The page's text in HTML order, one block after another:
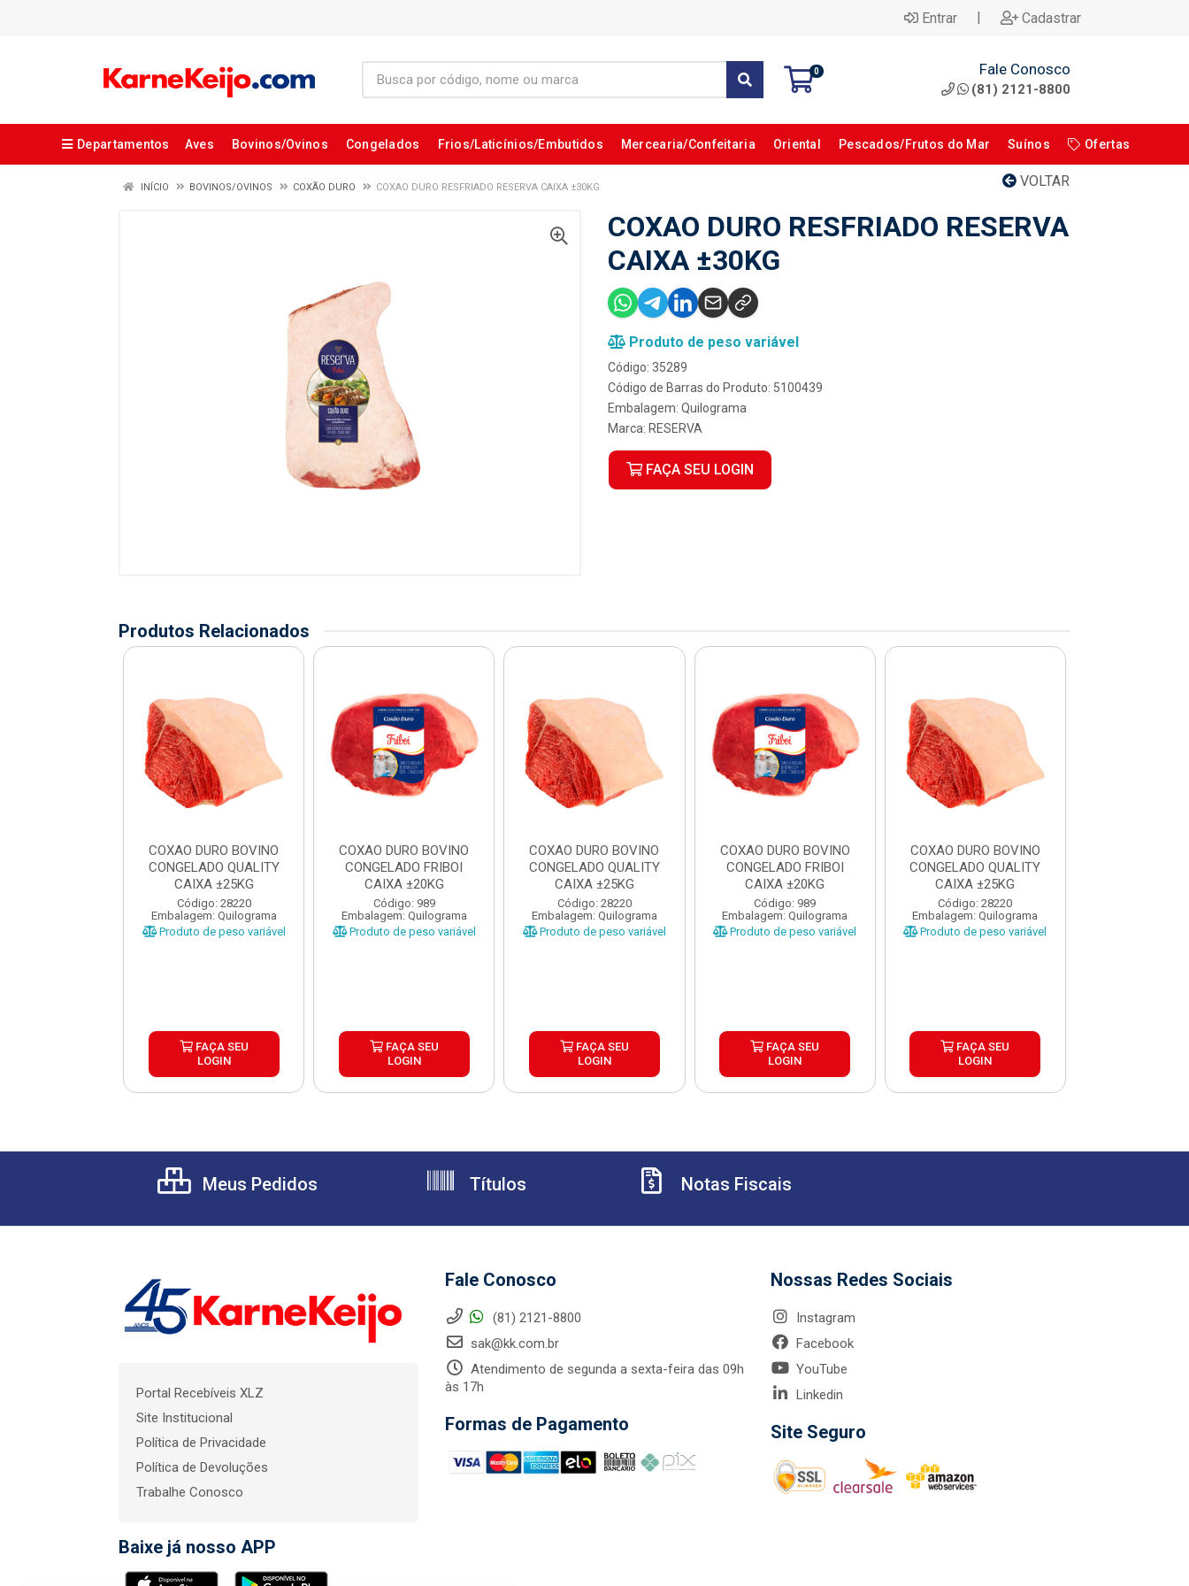
Entrar | Cadastrar
0 Fale Conosco
(81) 2121-8800
Departamentos Aves Bovinos/Ovinos Congelados Frios/Laticínios/Embutidos Mercearia/Confeitaria Oriental Pescados/Frutos do Mar Suínos Ofertas
VOLTAR
INÍCIO BOVINOS/OVINOS COXÃO DURO COXAO DURO RESFRIADO RESERVA CAIXA ±30KG
COXAO DURO RESFRIADO RESERVA
CAIXA ±30KG
Produto de peso variável
Código: 35289
Código de Barras do Produto: 5100439
Embalagem: Quilograma
Marca: RESERVA
FAÇA SEU LOGIN
Produtos Relacionados
COXAO DURO BOVINO
CONGELADO QUALITY
CAIXA ±25KG
Código: 28220
Embalagem: Quilograma
Produto de peso variável
FAÇA SEU
LOGIN
COXAO DURO BOVINO
CONGELADO FRIBOI
CAIXA ±20KG
Código: 989
Embalagem: Quilograma
Produto de peso variável
FAÇA SEU
LOGIN
COXAO DURO BOVINO
CONGELADO QUALITY
CAIXA ±25KG
Código: 28220
Embalagem: Quilograma
Produto de peso variável
FAÇA SEU
LOGIN
COXAO DURO BOVINO
CONGELADO FRIBOI
CAIXA ±20KG
Código: 989
Embalagem: Quilograma
Produto de peso variável
FAÇA SEU
LOGIN
COXAO DURO BOVINO
CONGELADO QUALITY
CAIXA ±25KG
Código: 28220
Embalagem: Quilograma
Produto de peso variável
FAÇA SEU
LOGIN
Meus Pedidos Títulos Notas Fiscais
Portal Recebíveis XLZ
Site Institucional
Política de Privacidade
Política de Devoluções
Trabalhe Conosco
Baixe já nosso APP
Fale Conosco
(81) 2121-8800
sak@kk.com.br
Atendimento de segunda a sexta-feira das 09h
às 17h
Formas de Pagamento
Nossas Redes Sociais
Instagram
Facebook
YouTube
Linkedin
Site Seguro